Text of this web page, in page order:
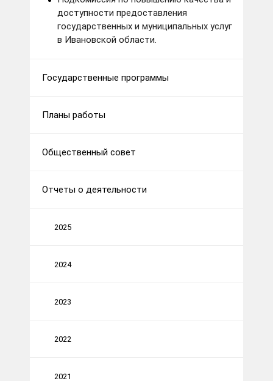
доступности предоставления
государственных и муниципальных услуг
в Ивановской области.
Государственные программы
Планы работы
Общественный совет
Отчеты о деятельности
2025
2024
2023
2022
2021